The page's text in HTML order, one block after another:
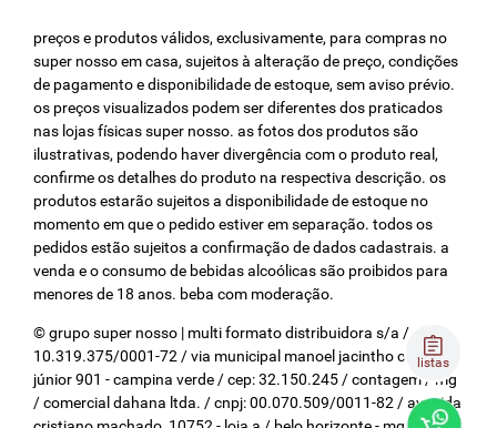
listas
preços e produtos válidos, exclusivamente, para compras no
super nosso em casa, sujeitos à alteração de preço, condições
de pagamento e disponibilidade de estoque, sem aviso prévio.
os preços visualizados podem ser diferentes dos praticados
nas lojas físicas super nosso. as fotos dos produtos são
ilustrativas, podendo haver divergência com o produto real,
confirme os detalhes do produto na respectiva descrição. os
produtos estarão sujeitos a disponibilidade de estoque no
momento em que o pedido estiver em separação. todos os
pedidos estão sujeitos a confirmação de dados cadastrais. a
venda e o consumo de bebidas alcoólicas são proibidos para
menores de 18 anos. beba com moderação.
© grupo super nosso | multi formato distribuidora s/a / cnpj:
10.319.375/0001-72 / via municipal manoel jacintho coelho
júnior 901 - campina verde / cep: 32.150.245 / contagem / mg
/ comercial dahana ltda. / cnpj: 00.070.509/0011-82 / avenida